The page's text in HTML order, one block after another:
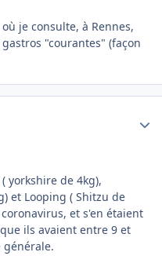
je consulte, à Rennes,
"courantes" (façon
yorkshire de 4kg),
et Looping ( Shitzu de
et s'en étaient
ils avaient entre 9 et
générale.